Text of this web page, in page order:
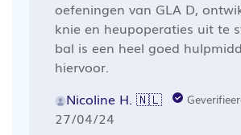
oefeningen van GLA D,
knie en heupoperaties uit te
bal is een heel goed
hiervoor.
Nicoline H. 🇳🇱
Publicatiedatum
27/04/24